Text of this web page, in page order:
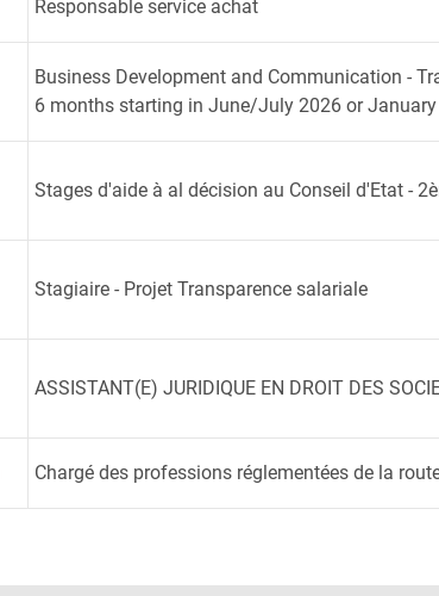
Responsable service achat
Business Development and Communication -
6 months starting in June/July 2026 or
Stages d'aide à al décision au Conseil d'Etat -
Stagiaire - Projet Transparence salariale
ASSISTANT(E) JURIDIQUE EN DROIT DES
Chargé des professions réglementées de la